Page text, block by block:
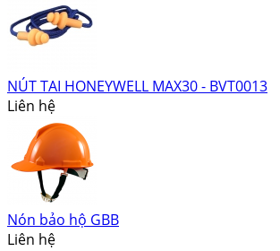
NÚT TAI HONEYWELL MAX30 - BVT0013
Liên hệ
Nón bảo hộ GBB
Liên hệ